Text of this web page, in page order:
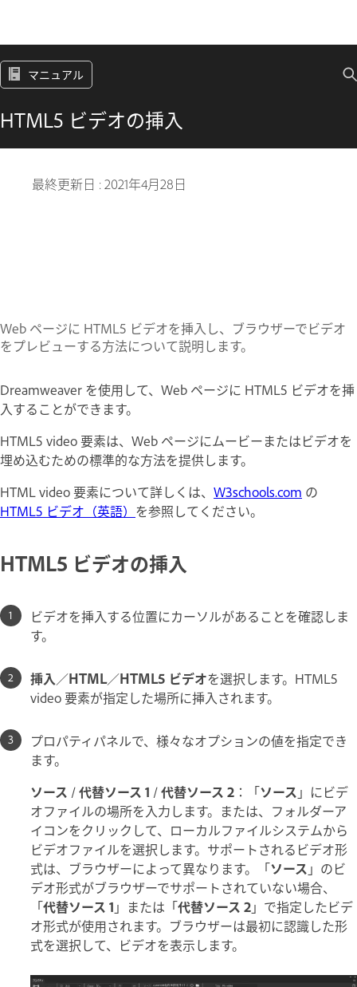
マニュアル
HTML5 ビデオの挿入
最終更新日 :2021年4月28日
Web ページに HTML5 ビデオを挿入し、ブラウザーでビデオ
をプレビューする方法について説明します。
Dreamweaver を使用して、Web ページに HTML5 ビデオを挿
入することができます。
HTML5 video 要素は、Web ページにムービーまたはビデオを
埋め込むための標準的な方法を提供します。
HTML video 要素について詳しくは、 W3schools.com の
HTML5 ビデオ（英語） を参照してください。
HTML5 ビデオの挿入
ビデオを挿入する位置にカーソルがあることを確認しま
す。
挿入／HTML／HTML5 ビデオを選択します。HTML5
video 要素が指定した場所に挿入されます。
プロパティパネルで、様々なオプションの値を指定でき
ます。
ソース /代替ソース 1 /代替ソース 2 ：「ソース 」にビデ
オファイルの場所を入力します。または、フォルダーア
イコンをクリックして、ローカルファイルシステムから
ビデオファイルを選択します。サポートされるビデオ形
式は、ブラウザーによって異なります。「ソース 」のビ
デオ形式がブラウザーでサポートされていない場合、
「代替ソース 1 」または「代替ソース 2」で指定したビデ
オ形式が使用されます。ブラウザーは最初に認識した形
式を選択して、ビデオを表示します。